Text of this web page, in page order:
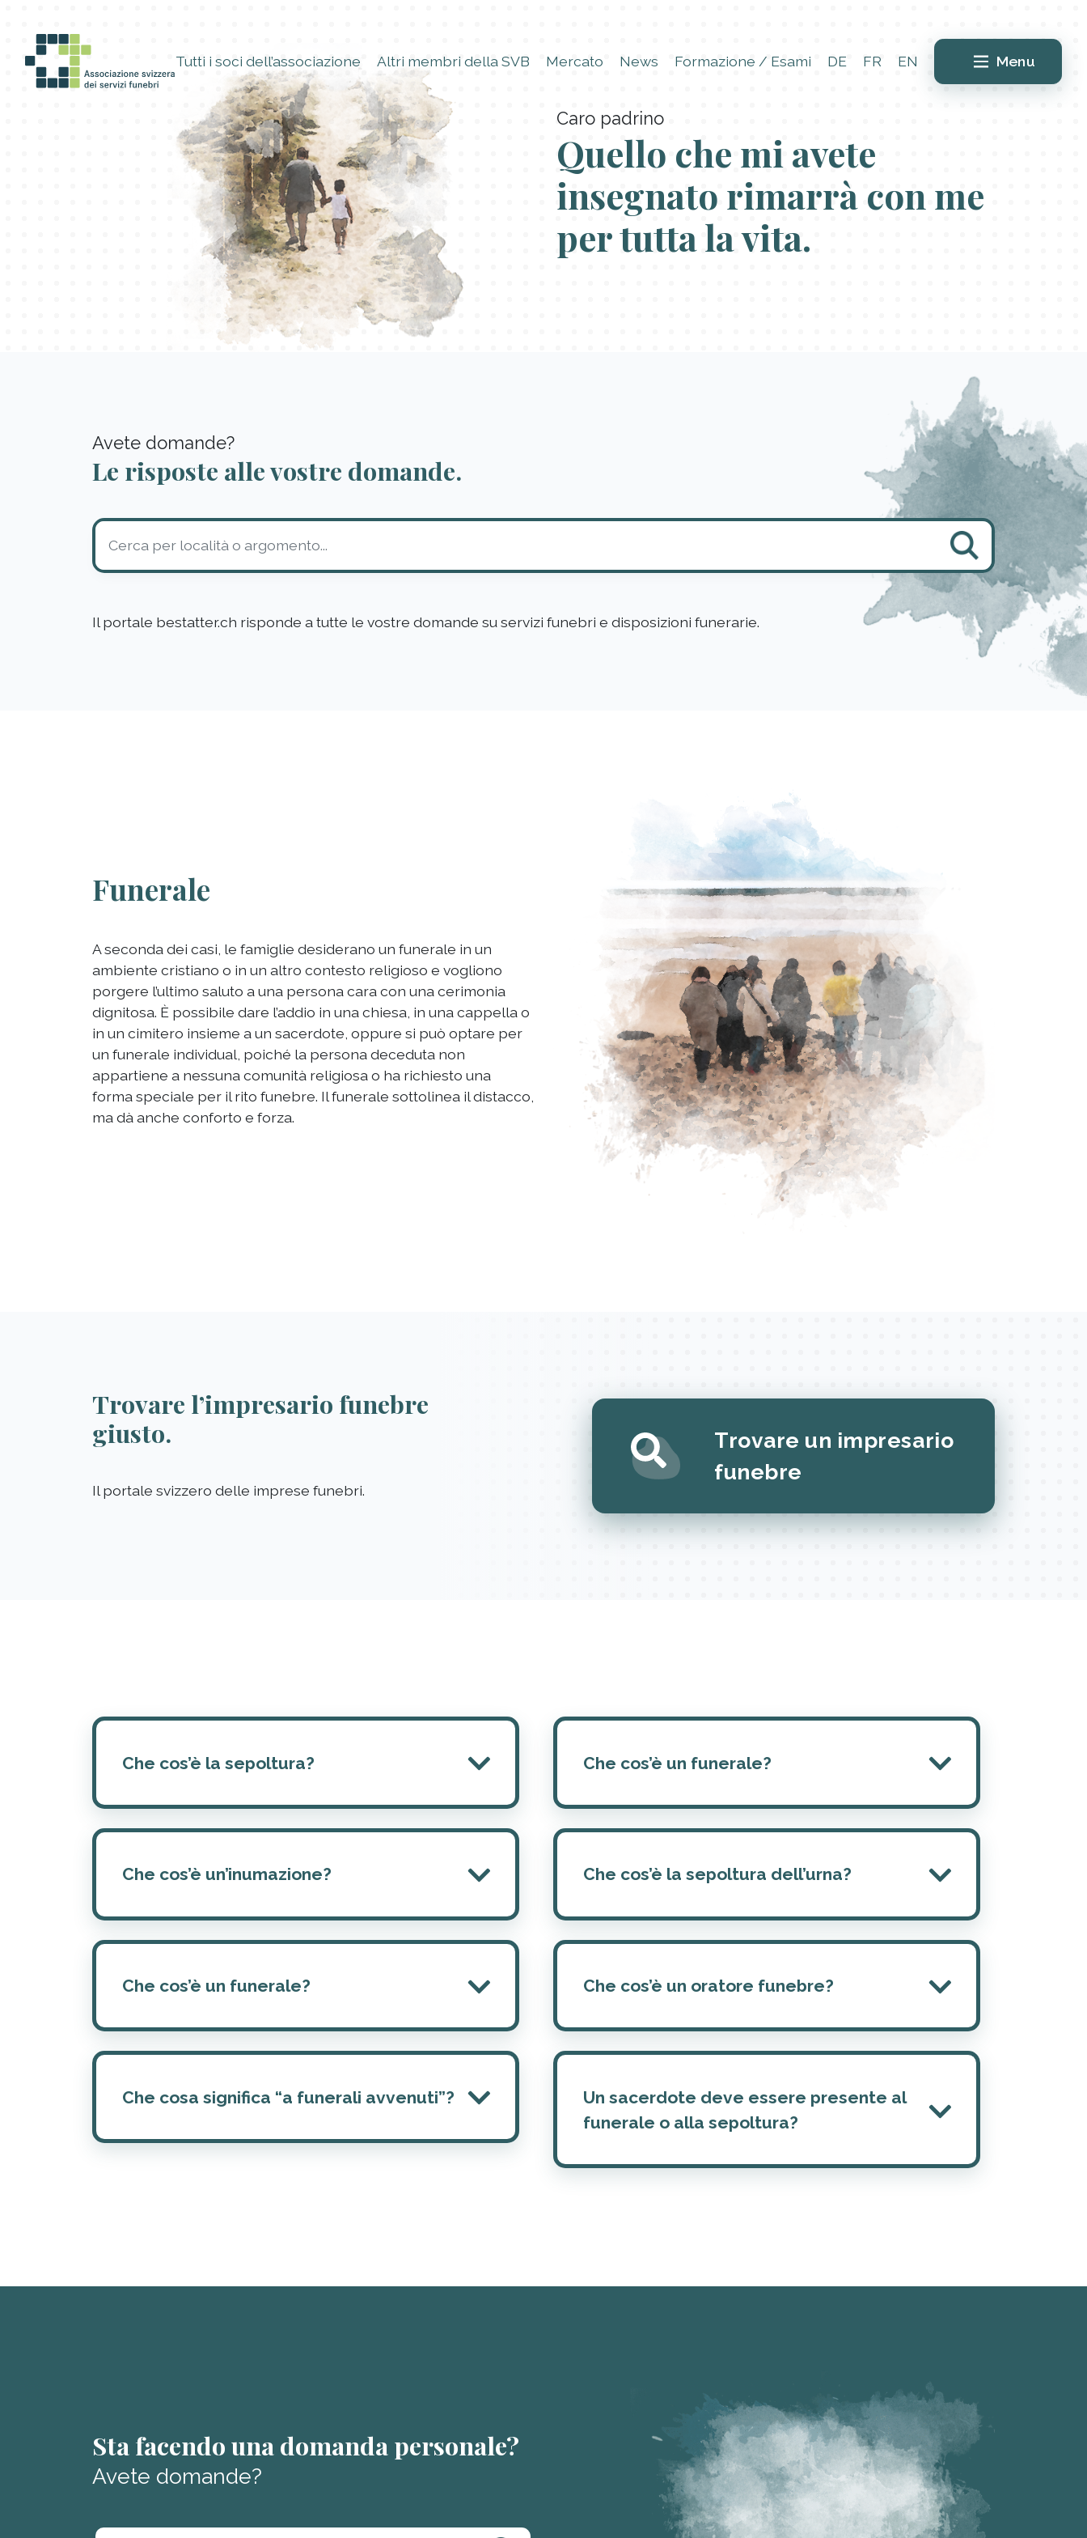
Tutti i soci dell’associazione Altri membri della SVB Mercato News Formazione / Esami DE FR EN Menu
Caro padrino
Quello che mi avete
insegnato rimarrà con me
per tutta la vita.
Avete domande?
Le risposte alle vostre domande.
Il portale bestatter.ch risponde a tutte le vostre domande su servizi funebri e disposizioni funerarie.
Funerale
A seconda dei casi, le famiglie desiderano un funerale in un
ambiente cristiano o in un altro contesto religioso e vogliono
porgere l’ultimo saluto a una persona cara con una cerimonia
dignitosa. È possibile dare l’addio in una chiesa, in una cappella o
in un cimitero insieme a un sacerdote, oppure si può optare per
un funerale individual, poiché la persona deceduta non
appartiene a nessuna comunità religiosa o ha richiesto una
forma speciale per il rito funebre. Il funerale sottolinea il distacco,
ma dà anche conforto e forza.
Trovare l’impresario funebre
giusto.
Il portale svizzero delle imprese funebri.
Trovare un impresario
funebre
Che cos’è la sepoltura?
Che cos’è un’inumazione?
Che cos’è un funerale?
Che cosa significa “a funerali avvenuti”?
Che cos’è un funerale?
Che cos’è la sepoltura dell’urna?
Che cos’è un oratore funebre?
Un sacerdote deve essere presente al
funerale o alla sepoltura?
Sta facendo una domanda personale?
Avete domande?